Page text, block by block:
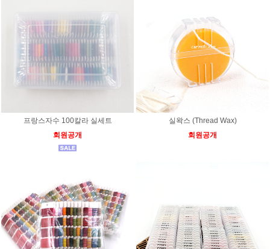
프랑스자수 100칼라 실세트
회원공개
실왁스 (Thread Wax)
회원공개